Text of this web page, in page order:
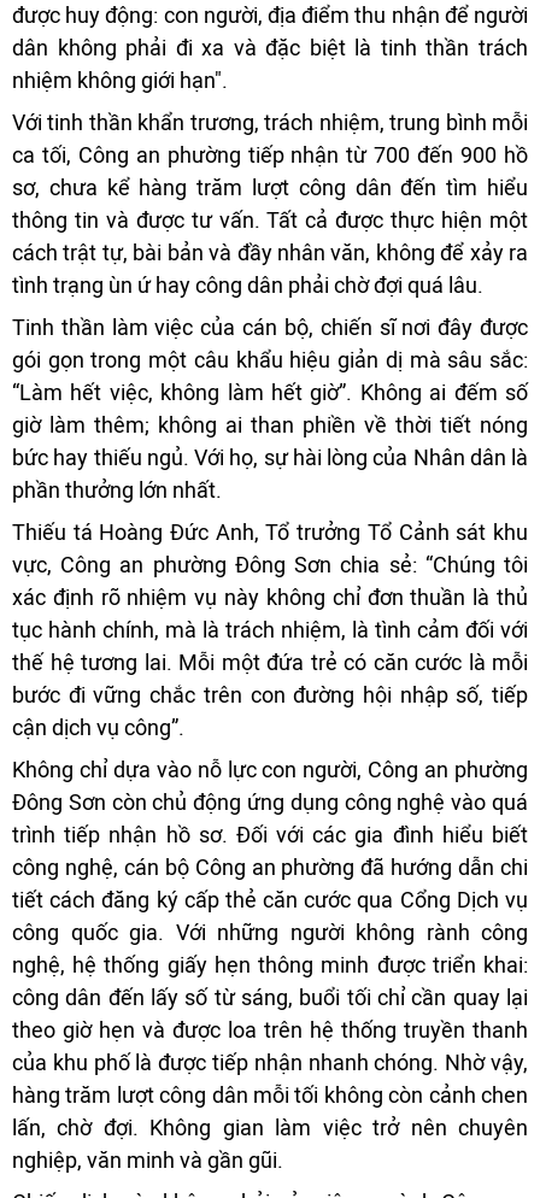
được huy động: con người, địa điểm thu nhận để người
dân không phải đi xa và đặc biệt là tinh thần trách
nhiệm không giới hạn".
Với tinh thần khẩn trương, trách nhiệm, trung bình mỗi
ca tối, Công an phường tiếp nhận từ 700 đến 900 hồ
sơ, chưa kể hàng trăm lượt công dân đến tìm hiểu
thông tin và được tư vấn. Tất cả được thực hiện một
cách trật tự, bài bản và đầy nhân văn, không để xảy ra
tình trạng ùn ứ hay công dân phải chờ đợi quá lâu.
Tinh thần làm việc của cán bộ, chiến sĩ nơi đây được
gói gọn trong một câu khẩu hiệu giản dị mà sâu sắc:
“Làm hết việc, không làm hết giờ”. Không ai đếm số
giờ làm thêm; không ai than phiền về thời tiết nóng
bức hay thiếu ngủ. Với họ, sự hài lòng của Nhân dân là
phần thưởng lớn nhất.
Thiếu tá Hoàng Đức Anh, Tổ trưởng Tổ Cảnh sát khu
vực, Công an phường Đông Sơn chia sẻ: “Chúng tôi
xác định rõ nhiệm vụ này không chỉ đơn thuần là thủ
tục hành chính, mà là trách nhiệm, là tình cảm đối với
thế hệ tương lai. Mỗi một đứa trẻ có căn cước là mỗi
bước đi vững chắc trên con đường hội nhập số, tiếp
cận dịch vụ công”.
Không chỉ dựa vào nỗ lực con người, Công an phường
Đông Sơn còn chủ động ứng dụng công nghệ vào quá
trình tiếp nhận hồ sơ. Đối với các gia đình hiểu biết
công nghệ, cán bộ Công an phường đã hướng dẫn chi
tiết cách đăng ký cấp thẻ căn cước qua Cổng Dịch vụ
công quốc gia. Với những người không rành công
nghệ, hệ thống giấy hẹn thông minh được triển khai:
công dân đến lấy số từ sáng, buổi tối chỉ cần quay lại
theo giờ hẹn và được loa trên hệ thống truyền thanh
của khu phố là được tiếp nhận nhanh chóng. Nhờ vậy,
hàng trăm lượt công dân mỗi tối không còn cảnh chen
lấn, chờ đợi. Không gian làm việc trở nên chuyên
nghiệp, văn minh và gần gũi.